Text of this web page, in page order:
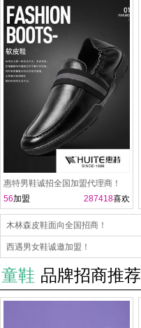
惠特男鞋诚招全国加盟代理商！
287418喜欢
56加盟
木林森皮鞋面向全国招商！
西遇男女鞋诚邀加盟！
童鞋 品牌招商推荐